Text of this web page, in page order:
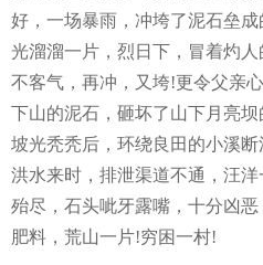
好，一场暴雨，冲垮了泥石垒成
光溜溜一片，烈日下，冒着灼
不客气，再冲，又垮!更令父亲
下山的泥石，砸坏了山下月亮
坡光秃秃后，环绕良田的小溪
洪水来时，排泄渠道不通，汪
殆尽，石头呲牙露嘴，十分凶
肥料，荒山一片!穷困一村!